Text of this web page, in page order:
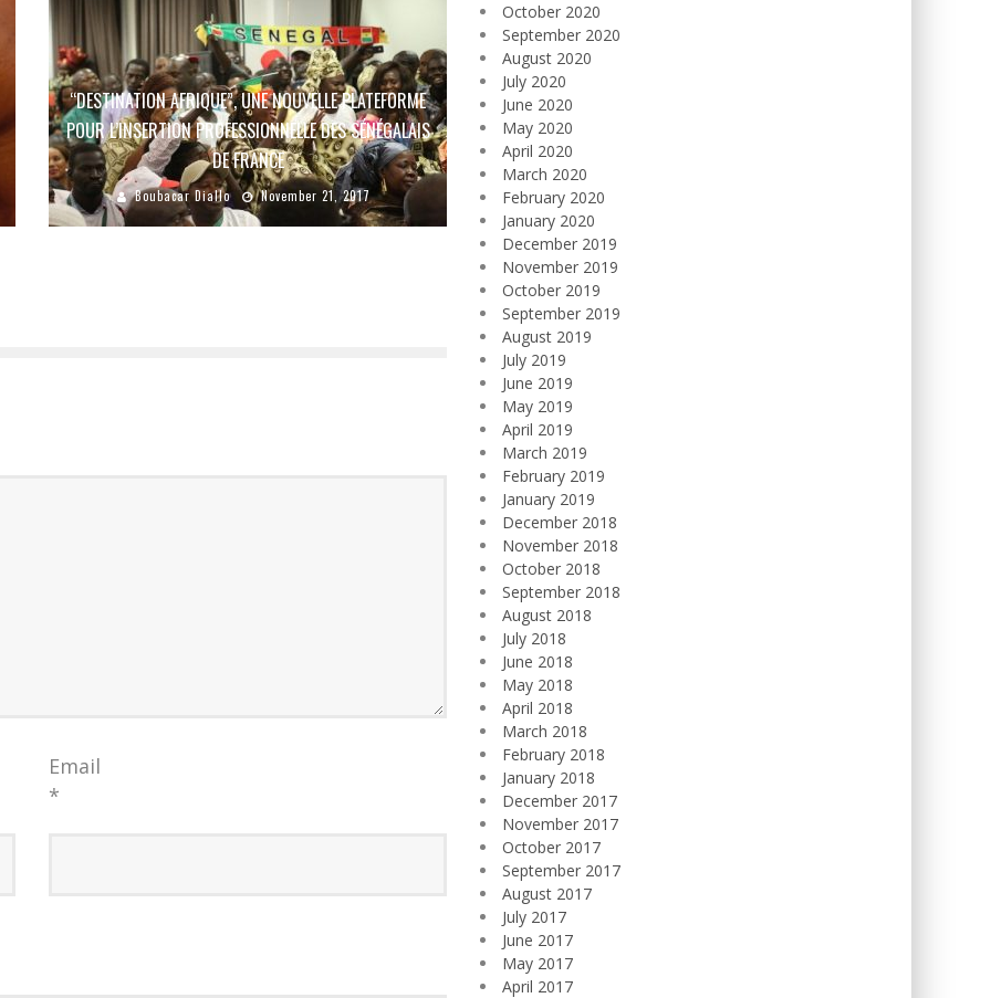
“DESTINATION AFRIQUE”, UNE NOUVELLE PLATEFORME
POUR L’INSERTION PROFESSIONNELLE DES SÉNÉGALAIS
DE FRANCE
Boubacar Diallo November 21, 2017
Email
*
October 2020
September 2020
August 2020
July 2020
June 2020
May 2020
April 2020
March 2020
February 2020
January 2020
December 2019
November 2019
October 2019
September 2019
August 2019
July 2019
June 2019
May 2019
April 2019
March 2019
February 2019
January 2019
December 2018
November 2018
October 2018
September 2018
August 2018
July 2018
June 2018
May 2018
April 2018
March 2018
February 2018
January 2018
December 2017
November 2017
October 2017
September 2017
August 2017
July 2017
June 2017
May 2017
April 2017